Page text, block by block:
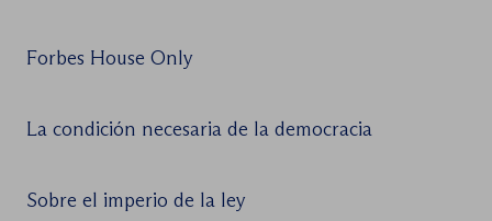
Forbes House Only
La condición necesaria de la democracia
Sobre el imperio de la ley